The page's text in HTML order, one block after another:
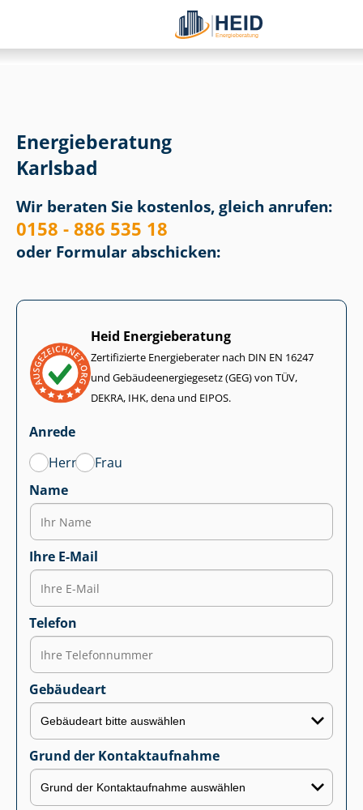
Energieberatung
Karlsbad
Wir beraten Sie kostenlos, gleich anrufen:
0158 - 886 535 18
oder Formular abschicken:
Heid Energieberatung
Zertifizierte Energieberater nach DIN EN 16247
und Ge­bäu­de­en­er­gie­ge­setz (GEG) von TÜV,
DEKRA, IHK, dena und EIPOS.
Anrede
Herr
Frau
Name
Ihre E-Mail
Telefon
Gebäudeart
Grund der Kontaktaufnahme